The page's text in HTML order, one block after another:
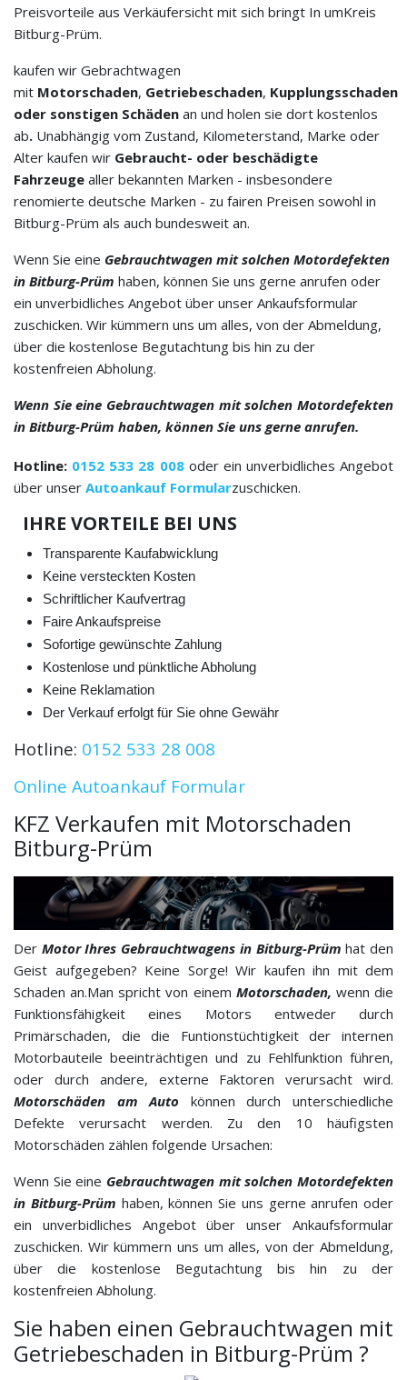
Preisvorteile aus Verkäufersicht mit sich bringt In umKreis
Bitburg-Prüm.
kaufen wir Gebrachtwagen
mit Motorschaden, Getriebeschaden, Kupplungsschaden
oder sonstigen Schäden an und holen sie dort kostenlos
ab. Unabhängig vom Zustand, Kilometerstand, Marke oder
Alter kaufen wir Gebraucht- oder beschädigte
Fahrzeuge aller bekannten Marken - insbesondere
renomierte deutsche Marken - zu fairen Preisen sowohl in
Bitburg-Prüm als auch bundesweit an.
Wenn Sie eine Gebrauchtwagen mit solchen Motordefekten
in Bitburg-Prüm haben, können Sie uns gerne anrufen oder
ein unverbidliches Angebot über unser Ankaufsformular
zuschicken. Wir kümmern uns um alles, von der Abmeldung,
über die kostenlose Begutachtung bis hin zu der
kostenfreien Abholung.
Wenn Sie eine Gebrauchtwagen mit solchen Motordefekten
in Bitburg-Prüm haben, können Sie uns gerne anrufen.
Hotline: 0152 533 28 008oder ein unverbidliches Angebot
über unser Autoankauf Formularzuschicken.
IHRE VORTEILE BEI UNS
Transparente Kaufabwicklung
Keine versteckten Kosten
Schriftlicher Kaufvertrag
Faire Ankaufspreise
Sofortige gewünschte Zahlung
Kostenlose und pünktliche Abholung
Keine Reklamation
Der Verkauf erfolgt für Sie ohne Gewähr
Hotline: 0152 533 28 008
Online Autoankauf Formular
KFZ Verkaufen mit Motorschaden
Bitburg-Prüm
Der Motor Ihres Gebrauchtwagens in Bitburg-Prüm hat den
Geist aufgegeben? Keine Sorge! Wir kaufen ihn mit dem
Schaden an.Man spricht von einem Motorschaden, wenn die
Funktionsfähigkeit eines Motors entweder durch
Primärschaden, die die Funtionstüchtigkeit der internen
Motorbauteile beeinträchtigen und zu Fehlfunktion führen,
oder durch andere, externe Faktoren verursacht wird.
Motorschäden am Auto können durch unterschiedliche
Defekte verursacht werden. Zu den 10 häufigsten
Motorschäden zählen folgende Ursachen:
Wenn Sie eine Gebrauchtwagen mit solchen Motordefekten
in Bitburg-Prüm haben, können Sie uns gerne anrufen oder
ein unverbidliches Angebot über unser Ankaufsformular
zuschicken. Wir kümmern uns um alles, von der Abmeldung,
über die kostenlose Begutachtung bis hin zu der
kostenfreien Abholung.
Sie haben einen Gebrauchtwagen mit
Getriebeschaden in Bitburg-Prüm ?